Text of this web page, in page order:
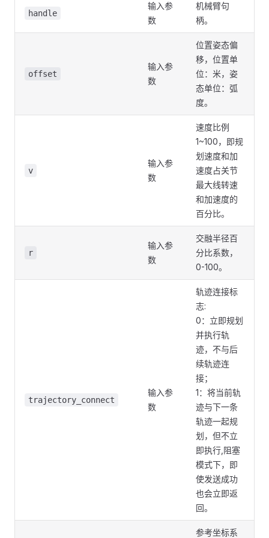
handle
输入参
数
机械臂句
柄。
offset
输入参
数
位置姿态偏
移，位置单
位：米，姿
态单位：弧
度。
v
输入参
数
速度比例
1~100，即规
划速度和加
速度占关节
最大线转速
和加速度的
百分比。
r
输入参
数
交融半径百
分比系数，
0-100。
trajectory_connect
输入参
数
轨迹连接标
志:
0：立即规划
并执行轨
迹，不与后
续轨迹连
接；
1：将当前轨
迹与下一条
轨迹一起规
划，但不立
即执行,阻塞
模式下，即
使发送成功
也会立即返
回。
参考坐标系